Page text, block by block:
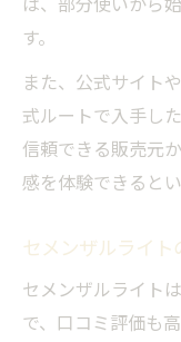
は、部分使いから
す。
また、公式サイト
式ルートで入手し
信頼できる販売元
感を体験できると
セメンザルライ
セメンザルライト
で、口コミ評価も